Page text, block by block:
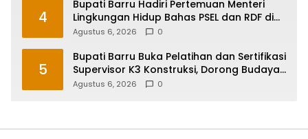
4
Bupati Barru Hadiri Pertemuan Menteri
Lingkungan Hidup Bahas PSEL dan RDF di
Sulsel
Agustus 6, 2026 0
5
Bupati Barru Buka Pelatihan dan Sertifikasi
Supervisor K3 Konstruksi, Dorong Budaya
Zero Accident
Agustus 6, 2026 0